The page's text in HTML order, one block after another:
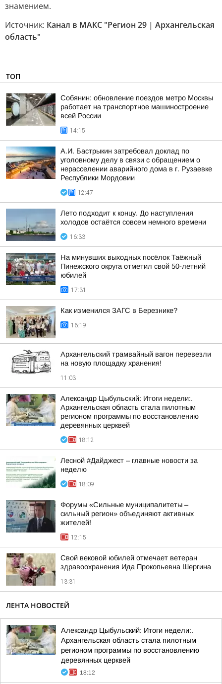
знамением.
Источник: Канал в МАКС "Регион 29 | Архангельская
область"
ТОП
Собянин: обновление поездов метро Москвы
работает на транспортное машиностроение
всей России
14:15
А.И. Бастрыкин затребовал доклад по
уголовному делу в связи с обращением о
нерасселении аварийного дома в г. Рузаевке
Республики Мордовии
12:47
Лето подходит к концу. До наступления
холодов остаётся совсем немного времени
16:33
На минувших выходных посёлок Таёжный
Пинежского округа отметил свой 50-летний
юбилей
17:31
Как изменился ЗАГС в Березнике?
16:19
Архангельский трамвайный вагон перевезли
на новую площадку хранения!
11:03
Александр Цыбульский: Итоги недели:.
Архангельская область стала пилотным
регионом программы по восстановлению
деревянных церквей
18:12
Лесной #Дайджест – главные новости за
неделю
18:09
Форумы «Сильные муниципалитеты –
сильный регион» объединяют активных
жителей!
12:15
Свой вековой юбилей отмечает ветеран
здравоохранения Ида Прокопьевна Шергина
13:31
ЛЕНТА НОВОСТЕЙ
Александр Цыбульский: Итоги недели:.
Архангельская область стала пилотным
регионом программы по восстановлению
деревянных церквей
18:12